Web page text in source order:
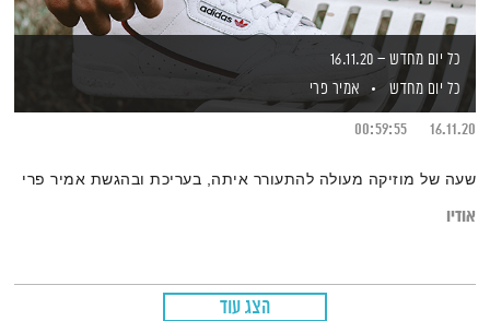
כל יום מחדש – 16.11.20
כל יום מחדש
אמיר פרי
16.11.20
00:59:55
שעה של מוזיקה מעולה להתעורר איתה, בעריכת ובהגשת אמיר פרי
אודיו
הצג עוד